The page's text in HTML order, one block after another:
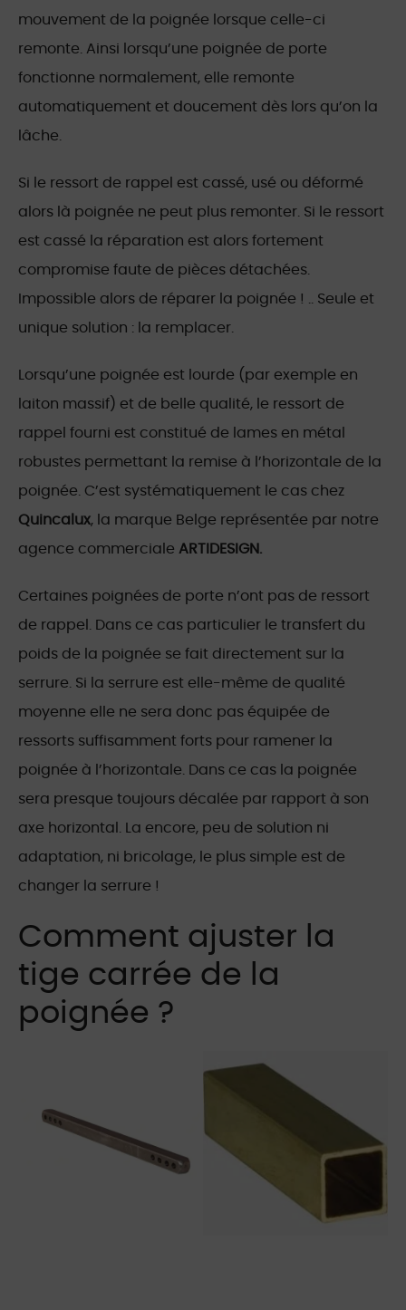
mouvement de la poignée lorsque celle-ci
remonte. Ainsi lorsqu’une poignée de porte
fonctionne normalement, elle remonte
automatiquement et doucement dès lors qu’on la
lâche.
Si le ressort de rappel est cassé, usé ou déformé
alors là poignée ne peut plus remonter. Si le ressort
est cassé la réparation est alors fortement
compromise faute de pièces détachées.
Impossible alors de réparer la poignée ! .. Seule et
unique solution : la remplacer.
Lorsqu’une poignée est lourde (par exemple en
laiton massif) et de belle qualité, le ressort de
rappel fourni est constitué de lames en métal
robustes permettant la remise à l’horizontale de la
poignée. C’est systématiquement le cas chez
Quincalux, la marque Belge représentée par notre
agence commerciale ARTIDESIGN.
Certaines poignées de porte n’ont pas de ressort
de rappel. Dans ce cas particulier le transfert du
poids de la poignée se fait directement sur la
serrure. Si la serrure est elle-même de qualité
moyenne elle ne sera donc pas équipée de
ressorts suffisamment forts pour ramener la
poignée à l’horizontale. Dans ce cas la poignée
sera presque toujours décalée par rapport à son
axe horizontal. La encore, peu de solution ni
adaptation, ni bricolage, le plus simple est de
changer la serrure !
Comment ajuster la
tige carrée de la
poignée ?